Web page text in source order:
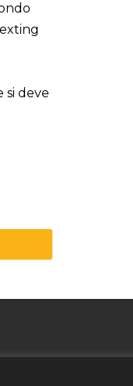
si deve